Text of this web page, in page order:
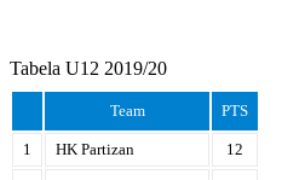
Tabela U12 2019/20
Team PTS
1 HK Partizan
12